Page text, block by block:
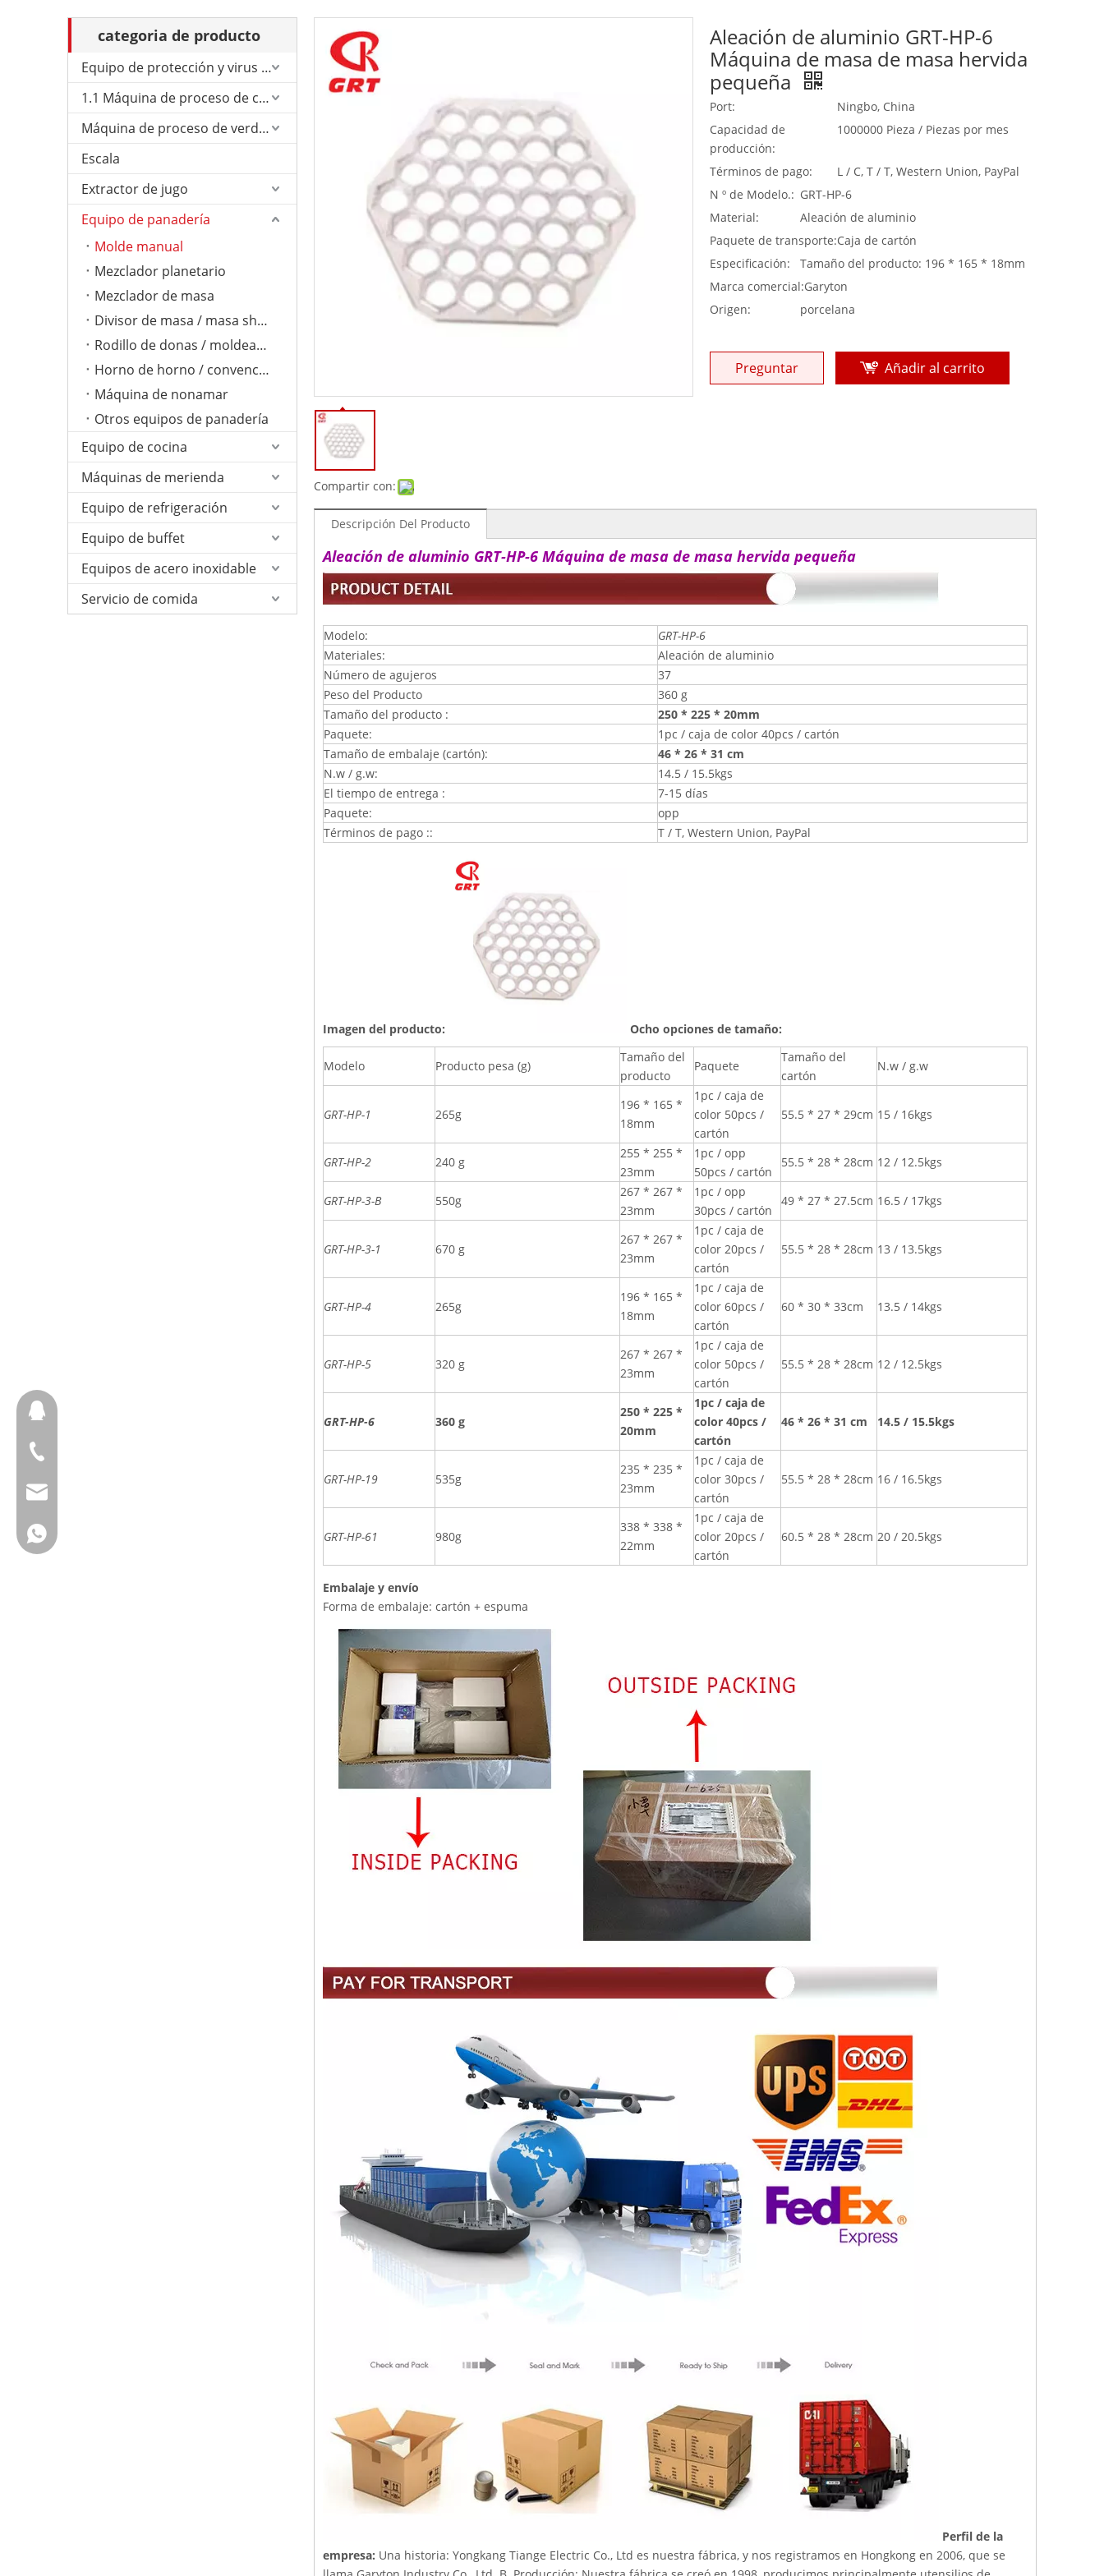
Servicio de comida
categoria de producto
Equipo de protección y virus de Corona.
1.1 Máquina de proceso de carne
Máquina de proceso de verduras
Escala
Extractor de jugo
Equipo de panadería
Molde manual
Mezclador planetario
Mezclador de masa
Divisor de masa / masa sheeter
Rodillo de donas / moldeador
Horno de horno / convención
Máquina de nonamar
Otros equipos de panadería
Equipo de cocina
Máquinas de merienda
Equipo de refrigeración
Equipo de buffet
Equipos de acero inoxidable
Servicio de comida
Compartir con:
Aleación de aluminio GRT-HP-6
Máquina de masa de masa hervida
pequeña
Port:
Ningbo, China
Capacidad de
producción:
1000000 Pieza / Piezas por mes
Términos de pago:
L / C, T / T, Western Union, PayPal
N º de Modelo.: GRT-HP-6
Material:
Aleación de aluminio
Paquete de transporte:Caja de cartón
Especificación:
Tamaño del producto: 196 * 165 * 18mm
Marca comercial:Garyton
Origen:
porcelana
Preguntar Añadir al carrito
Descripción Del Producto
Aleación de aluminio GRT-HP-6 Máquina de masa de masa hervida pequeña
Modelo:
GRT-HP-6
Materiales:
Aleación de aluminio
Número de agujeros
37
Peso del Producto
360 g
Tamaño del producto :
250 * 225 * 20mm
Paquete:
1pc / caja de color 40pcs / cartón
Tamaño de embalaje (cartón):
46 * 26 * 31 cm
N.w / g.w:
14.5 / 15.5kgs
El tiempo de entrega :
7-15 días
Paquete:
opp
Términos de pago ::
T / T, Western Union, PayPal
Imagen del producto: Ocho opciones de tamaño:
Modelo Producto pesa (g)
Tamaño del
producto
Paquete
Tamaño del
cartón
N.w / g.w
GRT-HP-1 265g
196 * 165 *
18mm
1pc / caja de
color 50pcs /
cartón
55.5 * 27 * 29cm 15 / 16kgs
GRT-HP-2 240 g
255 * 255 *
23mm
1pc / opp
50pcs / cartón
55.5 * 28 * 28cm 12 / 12.5kgs
GRT-HP-3-B 550g
267 * 267 *
23mm
1pc / opp
30pcs / cartón
49 * 27 * 27.5cm 16.5 / 17kgs
GRT-HP-3-1 670 g
267 * 267 *
23mm
1pc / caja de
color 20pcs /
cartón
55.5 * 28 * 28cm 13 / 13.5kgs
GRT-HP-4 265g
196 * 165 *
18mm
1pc / caja de
color 60pcs /
cartón
60 * 30 * 33cm 13.5 / 14kgs
GRT-HP-5 320 g
267 * 267 *
23mm
1pc / caja de
color 50pcs /
cartón
55.5 * 28 * 28cm 12 / 12.5kgs
GRT-HP-6 360 g
250 * 225 *
20mm
1pc / caja de
color 40pcs /
cartón
46 * 26 * 31 cm 14.5 / 15.5kgs
GRT-HP-19 535g
235 * 235 *
23mm
1pc / caja de
color 30pcs /
cartón
55.5 * 28 * 28cm 16 / 16.5kgs
GRT-HP-61 980g
338 * 338 *
22mm
1pc / caja de
color 20pcs /
cartón
60.5 * 28 * 28cm 20 / 20.5kgs
Embalaje y envío
Forma de embalaje: cartón + espuma
Perfil de la
empresa: Una historia: Yongkang Tiange Electric Co., Ltd es nuestra fábrica, y nos registramos en Hongkong en 2006, que se